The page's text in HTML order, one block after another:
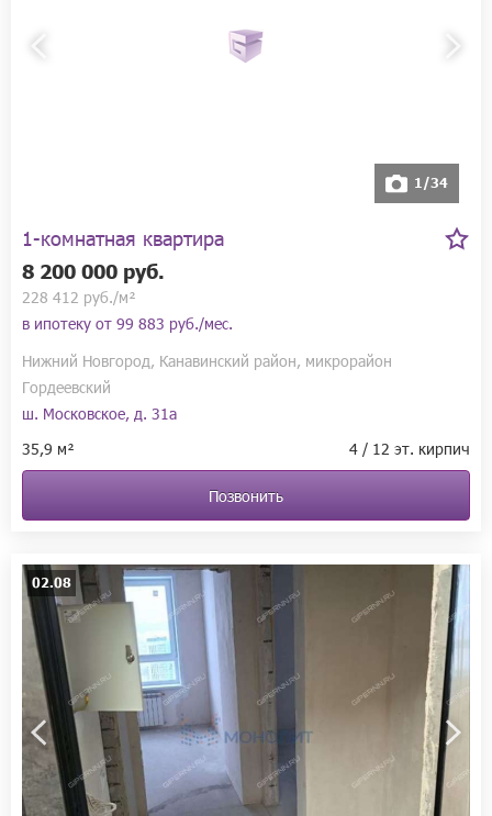
1/34
1-комнатная квартира
8 200 000 руб.
228 412 руб./м²
в ипотеку от 99 883 руб./мес.
Нижний Новгород, Канавинский район, микрорайон
Гордеевский
ш. Московское, д. 31а
35,9 м²
4 / 12 эт. кирпич
Позвонить
02.08